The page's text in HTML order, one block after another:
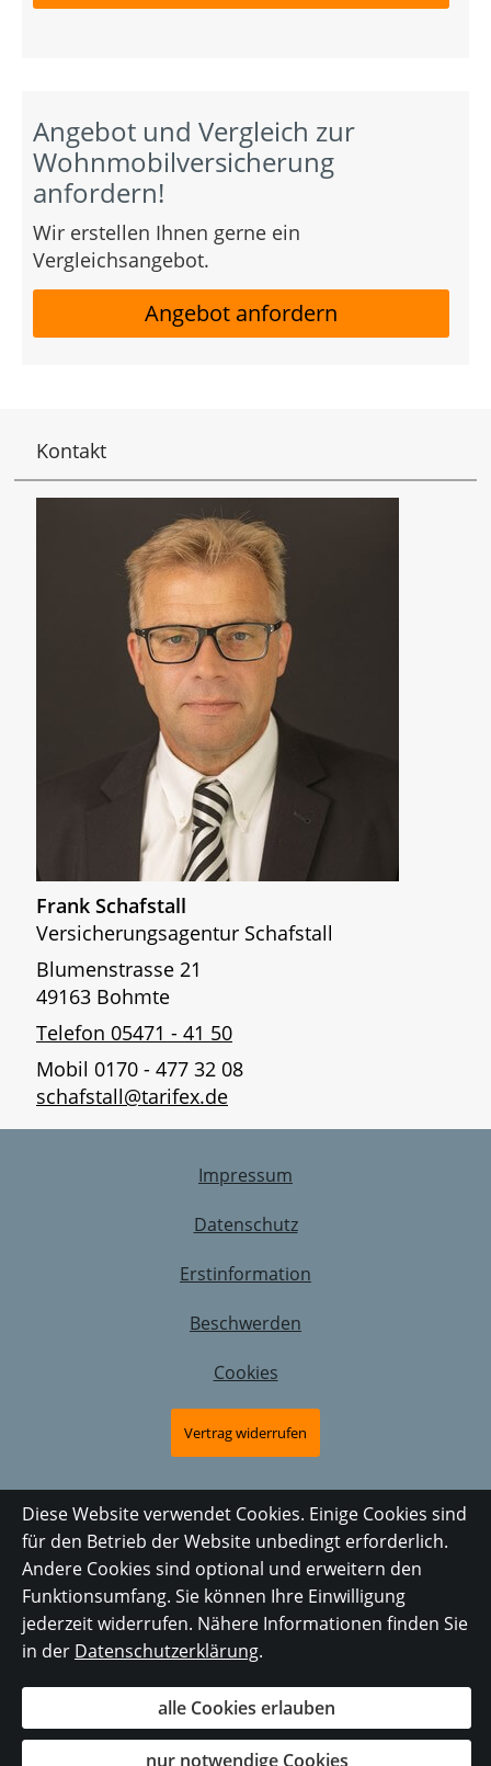
Angebot und Vergleich zur
Wohnmobilversicherung
anfordern!
Wir erstellen Ihnen gerne ein
Vergleichsangebot.
Angebot anfordern
Kontakt
Frank Schafstall
Versicherungsagentur Schafstall
Blumenstrasse 21
49163 Bohmte
Telefon 05471 - 41 50
Mobil 0170 - 477 32 08
schafstall@tarifex.de
Impressum
Datenschutz
Erstinformation
Beschwerden
Cookies
Vertrag widerrufen
Diese Website verwendet Cookies. Einige Cookies sind
für den Betrieb der Website unbedingt erforderlich.
Andere Cookies sind optional und erweitern den
Funktionsumfang. Sie können Ihre Einwilligung
jederzeit widerrufen. Nähere Informationen finden Sie
in der Datenschutzerklärung.
alle Cookies erlauben
nur notwendige Cookies